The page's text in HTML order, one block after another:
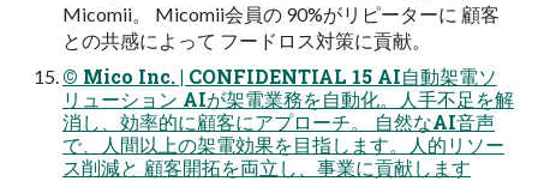
Micomii。 Micomii会員の 90%がリピーターに 顧客
との共感によって フードロス対策に貢献。
© Mico Inc. | CONFIDENTIAL 15 AI自動架電ソ
リューション AIが架電業務を⾃動化。⼈⼿不⾜を解
消し、効率的に顧客にアプローチ。 ⾃然なAI⾳声
で、⼈間以上の架電効果を⽬指します。⼈的リソー
ス削減と 顧客開拓を両⽴し、事業に貢献します